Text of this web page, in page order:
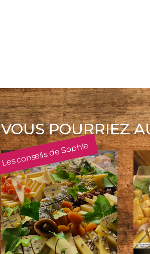
VOUS POURRIEZ
Les conseils de Sophie